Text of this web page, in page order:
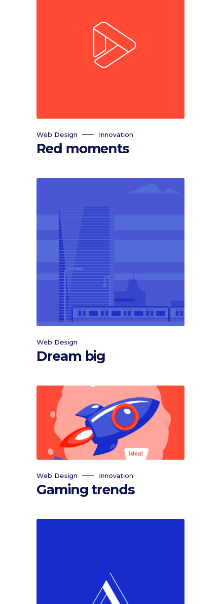
Web Design Innovation
Red moments
Web Design
Dream big
Web Design Innovation
Gaming trends